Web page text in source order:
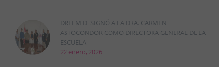
DRELM DESIGNÓ A LA DRA. CARMEN
ASTOCONDOR COMO DIRECTORA GENERAL DE LA
ESCUELA
22 enero, 2026